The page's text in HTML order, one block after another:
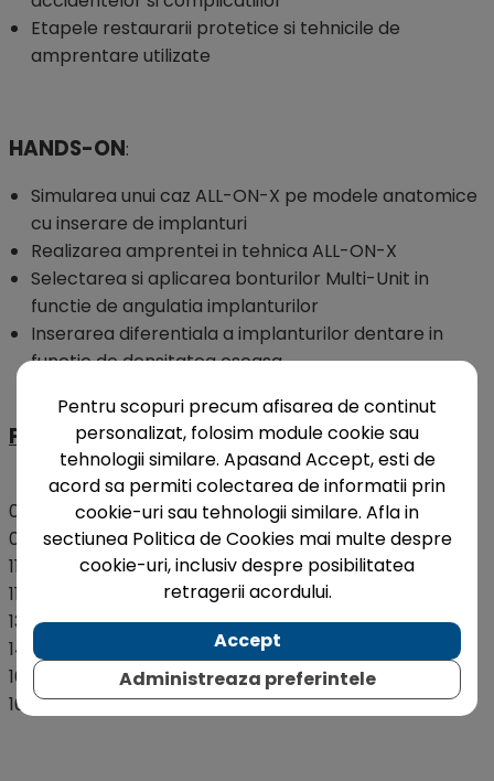
Etapele restaurarii protetice si tehnicile de
amprentare utilizate
HANDS-ON:
Simularea unui caz ALL-ON-X pe modele anatomice
cu inserare de implanturi
Realizarea amprentei in tehnica ALL-ON-X
Selectarea si aplicarea bonturilor Multi-Unit in
functie de angulatia implanturilor
Inserarea diferentiala a implanturilor dentare in
functie de densitatea osoasa
PROGRAM:
08:30 - 09:00 – Welcome coffee
09:00 - 11:00 – Parte teoretica
11:00 - 11:15 – Pauza de cafea
11:15 - 13:00 – Parte teoretica
13:00 - 14:00 – Pauza de pranz
14:00 - 16:30 – Parte practica
16:30 - 16:45 – Pauza de cafea
16:45 - 19:00 –HANDS-ON
Pentru scopuri precum afisarea de continut
personalizat, folosim module cookie sau
tehnologii similare. Apasand Accept, esti de
acord sa permiti colectarea de informatii prin
cookie-uri sau tehnologii similare. Afla in
sectiunea Politica de Cookies mai multe despre
cookie-uri, inclusiv despre posibilitatea
retragerii acordului.
Accept
Administreaza preferintele